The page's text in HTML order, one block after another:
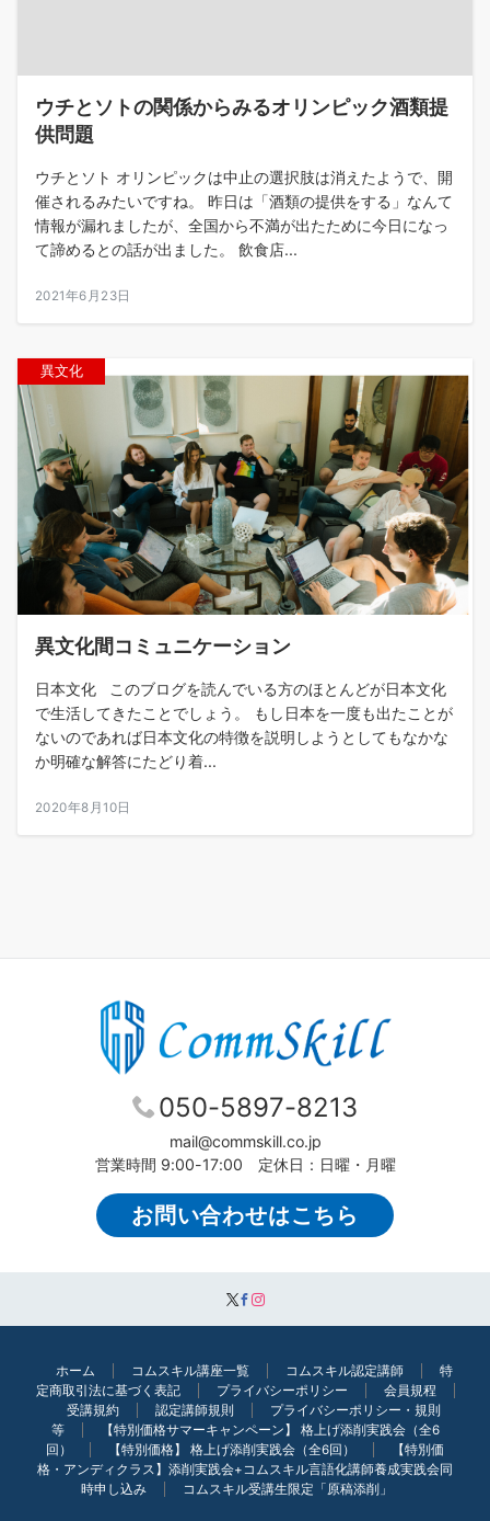
ウチとソトの関係からみるオリンピック酒類提
供問題
ウチとソト オリンピックは中止の選択肢は消えたようで、開
催されるみたいですね。 昨日は「酒類の提供をする」なんて
情報が漏れましたが、全国から不満が出たために今日になっ
て諦めるとの話が出ました。 飲食店...
2021年6月23日
異文化
異文化間コミュニケーション
日本文化 このブログを読んでいる方のほとんどが日本文化
で生活してきたことでしょう。 もし日本を一度も出たことが
ないのであれば日本文化の特徴を説明しようとしてもなかな
か明確な解答にたどり着...
2020年8月10日
050-5897-8213
mail@commskill.co.jp
営業時間 9:00-17:00 定休日：日曜・月曜
お問い合わせはこちら
ホーム コムスキル講座一覧 コムスキル認定講師
特
定商取引法に基づく表記
プライバシーポリシー
会員規程
受講規約
認定講師規則
プライバシーポリシー・規則
等
【特別価格サマーキャンペーン】 格上げ添削実践会（全6
回）
【特別価格】 格上げ添削実践会（全6回）
【特別価
格・アンディクラス】添削実践会+コムスキル言語化講師養成実践会同
時申し込み
コムスキル受講生限定「原稿添削」